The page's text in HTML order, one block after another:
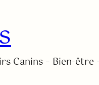
Canins – Bien-être